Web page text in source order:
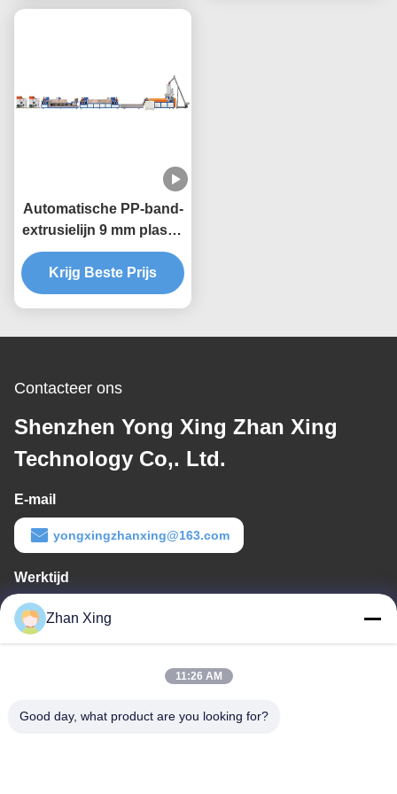
Automatische PP-band-
extrusielijn 9 mm plastic
bandbandbandmachine
Krijg Beste Prijs
Contacteer ons
Shenzhen Yong Xing Zhan Xing
Technology Co,. Ltd.
E-mail
yongxingzhanxing@163.com
Werktijd
8:00-20:00
Ons adres
de bijlage bij Verordening (EG) nr. 1225/2009 vermelde
Zhan Xing
11:26 AM
Good day, what product are you looking for?